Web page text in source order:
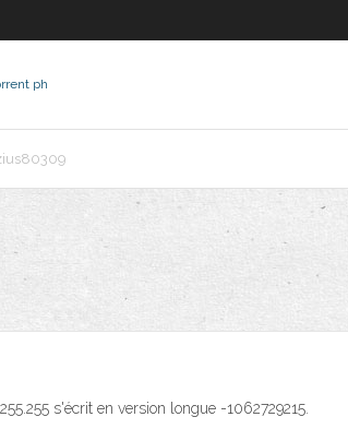
ph
s'écrit en version longue -1062729215.